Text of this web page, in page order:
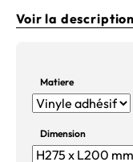
Voir la
Matiere
Dimension